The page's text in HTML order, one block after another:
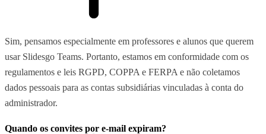
Sim, pensamos especialmente em professores e alunos que querem
usar Slidesgo Teams. Portanto, estamos em conformidade com os
regulamentos e leis RGPD, COPPA e FERPA e não coletamos
dados pessoais para as contas subsidiárias vinculadas à conta do
administrador.
Quando os convites por e-mail expiram?